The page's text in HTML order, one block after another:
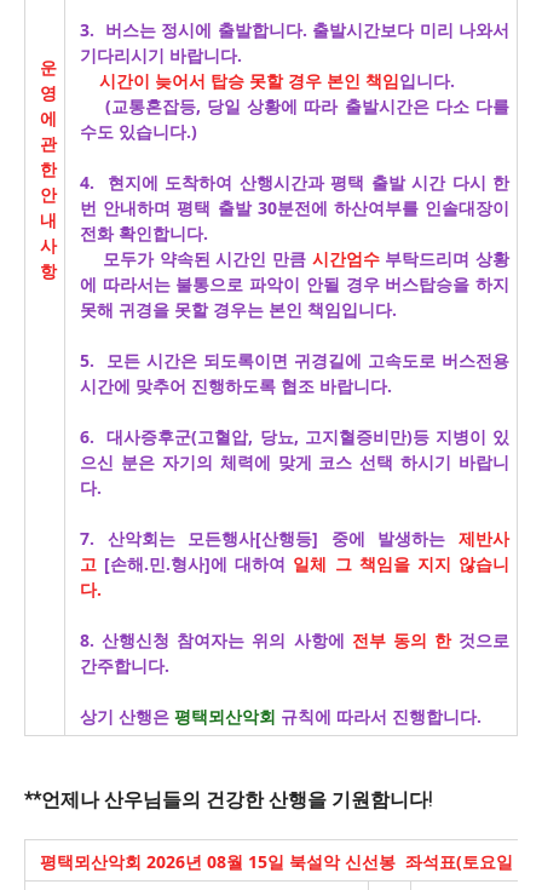
운
영
에
관
한
안
내
사
항
3. 버스는 정시에 출발합니다. 출발시간보다 미리 나와서
기다리시기 바랍니다.
시간이 늦어서 탑승 못할 경우 본인 책임입니다.
(교통혼잡등, 당일 상황에 따라 출발시간은 다소 다를
수도 있습니다.)
4. 현지에 도착하여 산행시간과 평택 출발 시간 다시 한
번 안내하며 평택 출발 30분전에 하산여부를 인솔대장이
전화 확인합니다.
모두가 약속된 시간인 만큼 시간엄수부탁드리며 상황
에 따라서는 불통으로 파악이 안될 경우 버스탑승을 하지
못해 귀경을 못할 경우는 본인 책임입니다.
5. 모든 시간은 되도록이면 귀경길에 고속도로 버스전용
시간에 맞추어 진행하도록 협조 바랍니다.
6. 대사증후군(고혈압, 당뇨, 고지혈증비만)등 지병이 있
으신 분은 자기의 체력에 맞게 코스 선택 하시기 바랍니
다.
7. 산악회는 모든행사[산행등] 중에 발생하는 제반사
고 [손해.민.형사]에 대하여 일체 그 책임을 지지 않습니
다.
8. 산행신청 참여자는 위의 사항에 전부 동의 한것으로
간주합니다.
상기 산행은 평택뫼산악회 규칙에 따라서 진행합니다.
**언제나 산우님들의 건강한 산행을 기원함니다!
평택뫼산악회 2026년 08월 15일 북설악 신선봉 좌석표(토요일